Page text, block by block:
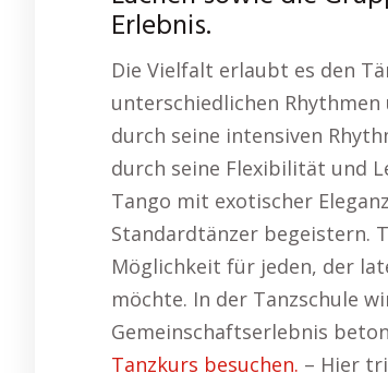
Erlebnis.
Die Vielfalt erlaubt es den
unterschiedlichen Rhythmen
durch seine intensiven
durch seine Flexibilität und
Tango mit exotischer
Standardtänzer begeistern.
Möglichkeit für jeden, der
möchte. In der Tanzschule
Gemeinschaftserlebnis
Tanzkurs besuchen. – Hier